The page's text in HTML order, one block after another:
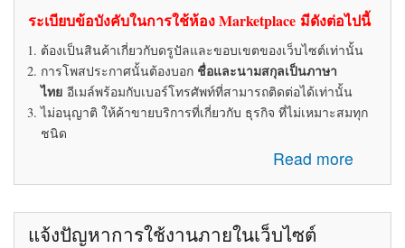
ระเบียบข้อบังคับในการใช้ห้อง Marketplace มีดังต่อไปนี้
ต้องเป็นสินค้าเกี่ยวกับดรูปัลและขอบเขตของเว็บไซต์เท่านั้น
การโพสประกาศนั้นต้องบอก ชื่อและนามสกุลเป็นภาษา
ไทย อีเมล์พร้อมกับเบอร์โทรศัพท์ที่สามารถติดต่อได้เท่านั้น
ไม่อนุญาติ ให้ค้าขายบริการที่เกี่ยวกับ ธุรกิจ ที่ไม่เหมาะสมทุก
ชนิด
Read more
about ระเบียบข้อบังคับในการใช้ห้อง Marketplace
แจ้งปัญหาการใช้งานภายในเว็บไซต์